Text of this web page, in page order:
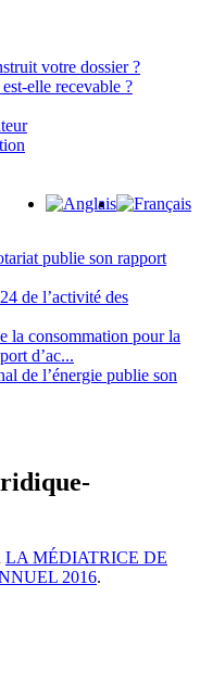
votre dossier ?
elle recevable ?
publie son rapport
de l’activité des
la consommation pour la
d’ac...
de l’énergie publie son
LA MÉDIATRICE DE
2016.